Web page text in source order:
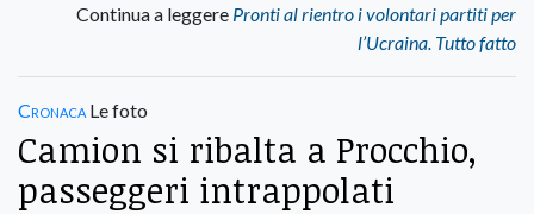
Continua a leggere Pronti al rientro i volontari partiti per
l’Ucraina. Tutto fatto
Cronaca Le foto
Camion si ribalta a Procchio,
passeggeri intrappolati